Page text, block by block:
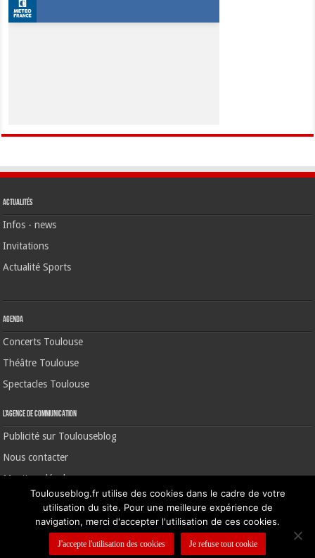
Actualités
Infos - news
Invitations
Actualité Sports
Agenda
Concerts Toulouse
Théâtre Toulouse
Spectacles Toulouse
L’agence de communication
Publicité sur Toulouseblog
Nous contacter
Mentions légales
©2006-2026 Toulouse Blog | CNIL N° 1391640
Toulouseblog.fr utilise des cookies dans le cadre de votre
utilisation du site. Pour une meilleure expérience de
navigation, merci d'accepter l'utilisation de ces cookies.
J'accepte l'utilisation des cookies Je refuse tout cookie